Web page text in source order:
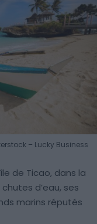
– Lucky Business
de Ticao, dans la
d’eau, ses
marins réputés